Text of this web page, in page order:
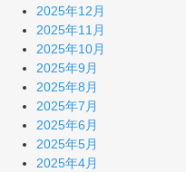
2025年12月
2025年11月
2025年10月
2025年9月
2025年8月
2025年7月
2025年6月
2025年5月
2025年4月